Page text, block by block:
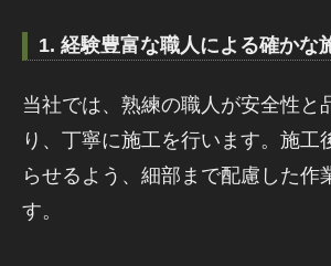
1. 経験豊富な職人による確かな
当社では、熟練の職人が安全性と
り、丁寧に施工を行います。施工
らせるよう、細部まで配慮した作
す。